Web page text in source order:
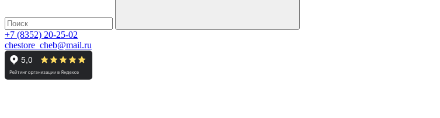
+7 (8352) 20-25-02
chestore_cheb@mail.ru